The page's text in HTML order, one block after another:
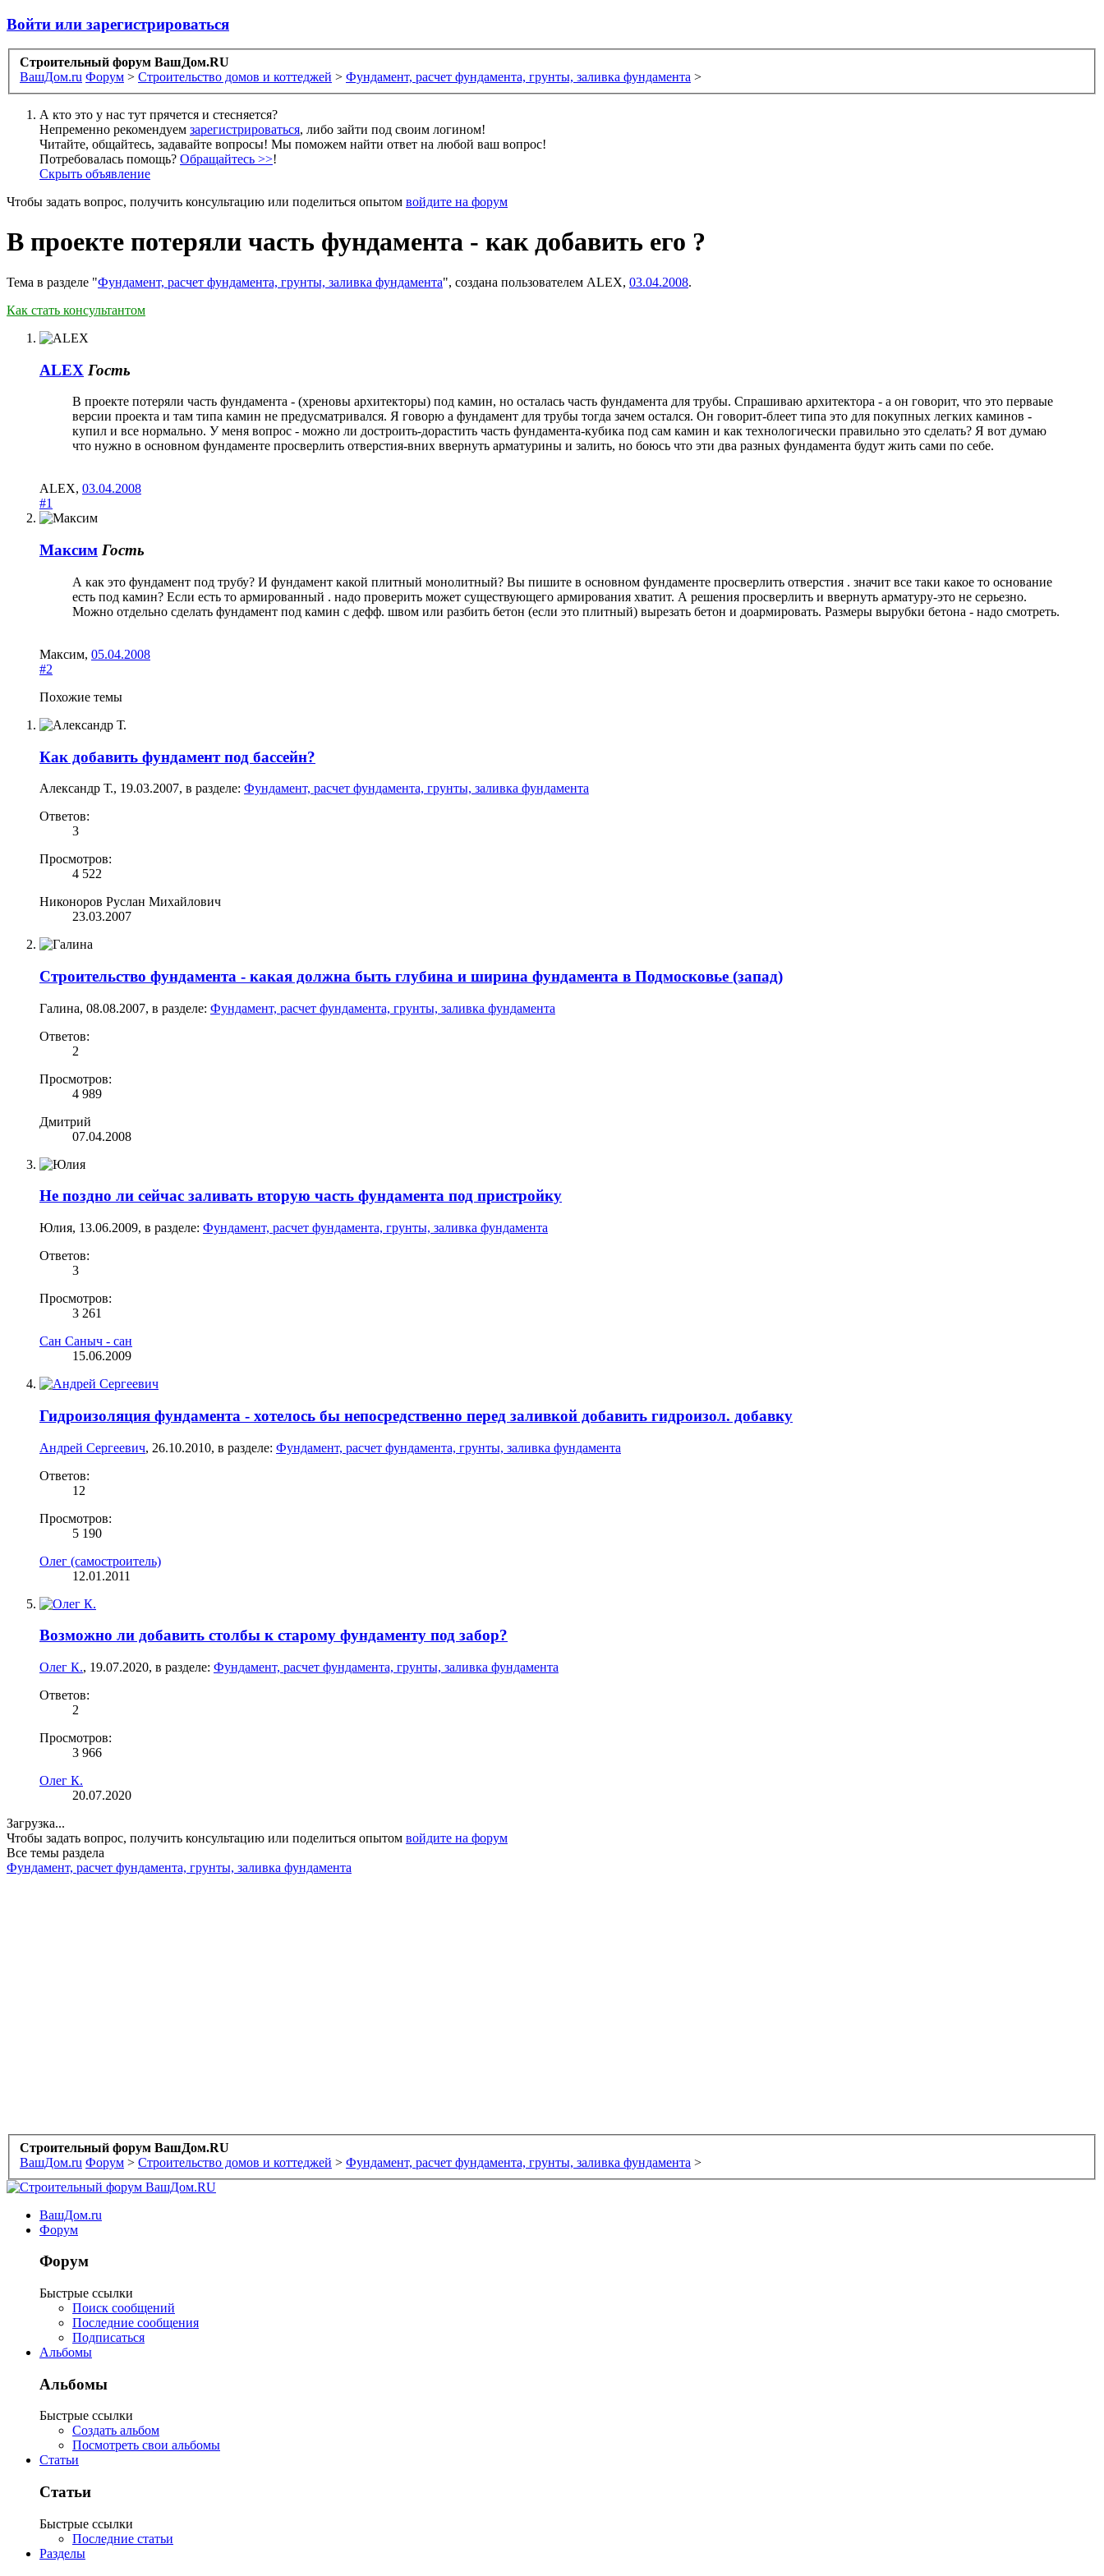
Войти или зарегистрироваться
Строительный форум ВашДом.RU
ВашДом.ru Форум > Строительство домов и коттеджей > Фундамент, расчет фундамента, грунты, заливка фундамента >
А кто это у нас тут прячется и стесняется?
Непременно рекомендуем зарегистрироваться, либо зайти под своим логином!
Читайте, общайтесь, задавайте вопросы! Мы поможем найти ответ на любой ваш вопрос!
Потребовалась помощь? Обращайтесь >>!
Скрыть объявление
Чтобы задать вопрос, получить консультацию или поделиться опытом войдите на форум
В проекте потеряли часть фундамента - как добавить его ?
Тема в разделе "Фундамент, расчет фундамента, грунты, заливка фундамента", создана пользователем ALEX, 03.04.2008.
Как стать консультантом
ALEX Гость
В проекте потеряли часть фундамента - (хреновы архитекторы) под камин, но осталась часть фундамента для трубы. Спрашиваю архитектора - а он говорит, что это перваые
версии проекта и там типа камин не предусматривался. Я говорю а фундамент для трубы тогда зачем остался. Он говорит-блеет типа это для покупных легких каминов -
купил и все нормально. У меня вопрос - можно ли достроить-дорастить часть фундамента-кубика под сам камин и как технологически правильно это сделать? Я вот думаю
что нужно в основном фундаменте просверлить отверстия-вних ввернуть арматурины и залить, но боюсь что эти два разных фундамента будут жить сами по себе.
ALEX, 03.04.2008
#1
Максим Гость
А как это фундамент под трубу? И фундамент какой плитный монолитный? Вы пишите в основном фундаменте просверлить отверстия . значит все таки какое то основание
есть под камин? Если есть то армированный . надо проверить может существующего армирования хватит. А решения просверлить и ввернуть арматуру-это не серьезно.
Можно отдельно сделать фундамент под камин с дефф. швом или разбить бетон (если это плитный) вырезать бетон и доармировать. Размеры вырубки бетона - надо смотреть.
Максим, 05.04.2008
#2
Похожие темы
Как добавить фундамент под бассейн?
Александр Т., 19.03.2007, в разделе: Фундамент, расчет фундамента, грунты, заливка фундамента
Ответов:
3
Просмотров:
4 522
Никоноров Руслан Михайлович
23.03.2007
Строительство фундамента - какая должна быть глубина и ширина фундамента в Подмосковье (запад)
Галина, 08.08.2007, в разделе: Фундамент, расчет фундамента, грунты, заливка фундамента
Ответов:
2
Просмотров:
4 989
Дмитрий
07.04.2008
Не поздно ли сейчас заливать вторую часть фундамента под пристройку
Юлия, 13.06.2009, в разделе: Фундамент, расчет фундамента, грунты, заливка фундамента
Ответов:
3
Просмотров:
3 261
Сан Саныч - сан
15.06.2009
Гидроизоляция фундамента - хотелось бы непосредственно перед заливкой добавить гидроизол. добавку
Андрей Сергеевич, 26.10.2010, в разделе: Фундамент, расчет фундамента, грунты, заливка фундамента
Ответов:
12
Просмотров:
5 190
Олег (самостроитель)
12.01.2011
Возможно ли добавить столбы к старому фундаменту под забор?
Олег К., 19.07.2020, в разделе: Фундамент, расчет фундамента, грунты, заливка фундамента
Ответов:
2
Просмотров:
3 966
Олег К.
20.07.2020
Загрузка...
Чтобы задать вопрос, получить консультацию или поделиться опытом войдите на форум
Все темы раздела
Фундамент, расчет фундамента, грунты, заливка фундамента
Строительный форум ВашДом.RU
ВашДом.ru Форум > Строительство домов и коттеджей > Фундамент, расчет фундамента, грунты, заливка фундамента >
ВашДом.ru
Форум
Форум
Быстрые ссылки
Поиск сообщений
Последние сообщения
Подписаться
Альбомы
Альбомы
Быстрые ссылки
Создать альбом
Посмотреть свои альбомы
Статьи
Статьи
Быстрые ссылки
Последние статьи
Разделы